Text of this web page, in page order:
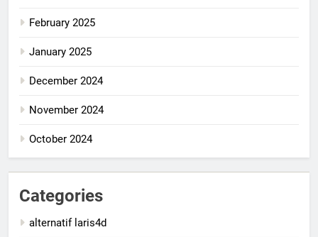
February 2025
January 2025
December 2024
November 2024
October 2024
Categories
alternatif laris4d